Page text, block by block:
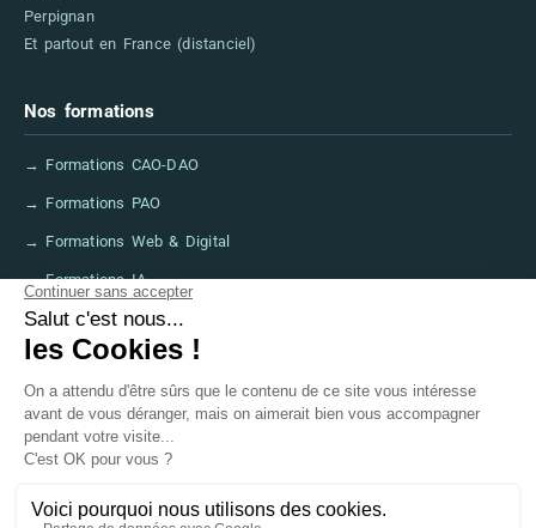
Perpignan
Et partout en France (distanciel)
Nos formations
→ Formations CAO-DAO
→ Formations PAO
→ Formations Web & Digital
→ Formations IA
→ Financer sa formation (CPF, France Travail)
→ FAQ
Informations légales
→ Mentions légales
→ Accessibilité